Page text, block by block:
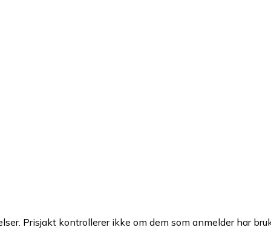
Prisjakt kontrollerer ikke om dem som anmelder har